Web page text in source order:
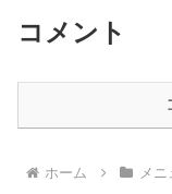
コメント
ホーム メニ